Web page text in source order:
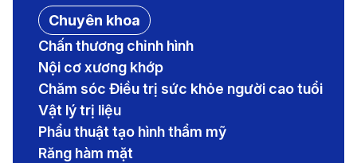
Chuyên khoa
Chấn thương chỉnh hình
Nội cơ xương khớp
Chăm sóc Điều trị sức khỏe người cao tuổi
Vật lý trị liệu
Phẩu thuật tạo hình thẩm mỹ
Răng hàm mặt